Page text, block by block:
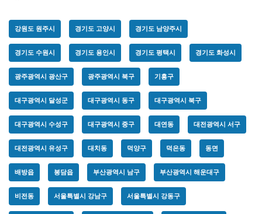
강원도 원주시 경기도 고양시 경기도 남양주시
경기도 수원시 경기도 용인시 경기도 평택시 경기도 화성시
광주광역시 광산구 광주광역시 북구 기흥구
대구광역시 달성군 대구광역시 동구 대구광역시 북구
대구광역시 수성구 대구광역시 중구 대연동 대전광역시 서구
대전광역시 유성구 대치동 덕양구 덕은동 동면
배방읍 봉담읍 부산광역시 남구 부산광역시 해운대구
비전동 서울특별시 강남구 서울특별시 강동구